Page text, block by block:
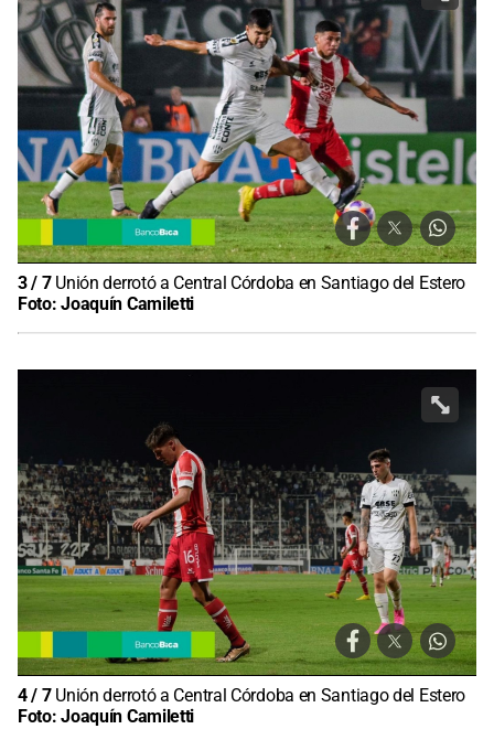
3/ 7 Unión derrotó a Central Córdoba en Santiago del Estero
Foto:Joaquín Camiletti
4/ 7 Unión derrotó a Central Córdoba en Santiago del Estero
Foto:Joaquín Camiletti